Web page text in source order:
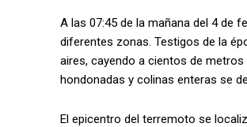
A las 07:45 de la mañana del 4 de
diferentes zonas. Testigos de la
aires, cayendo a cientos de
hondonadas y colinas enteras se
El epicentro del terremoto se